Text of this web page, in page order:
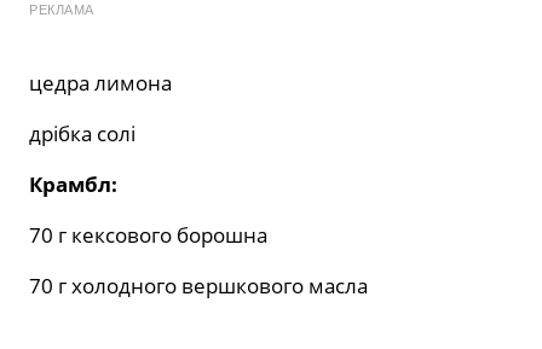
РЕКЛАМА
цедра лимона
дрібка солі
Крамбл:
70 г кексового борошна
70 г холодного вершкового масла